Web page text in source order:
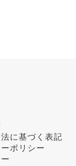
に基づく表記
ポリシー